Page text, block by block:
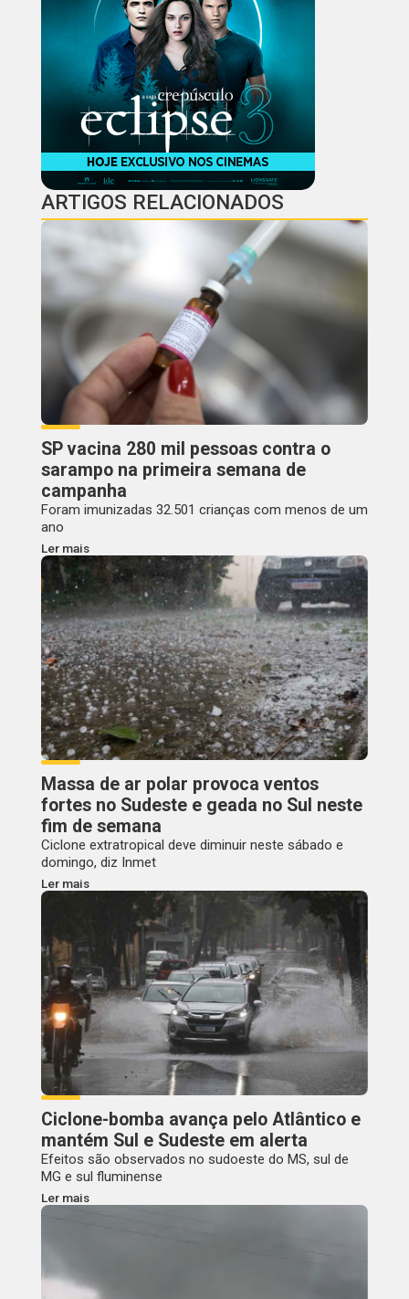
ARTIGOS RELACIONADOS
SP vacina 280 mil pessoas contra o
sarampo na primeira semana de
campanha
Foram imunizadas 32.501 crianças com menos de um
ano
Ler mais
Massa de ar polar provoca ventos
fortes no Sudeste e geada no Sul neste
fim de semana
Ciclone extratropical deve diminuir neste sábado e
domingo, diz Inmet
Ler mais
Ciclone-bomba avança pelo Atlântico e
mantém Sul e Sudeste em alerta
Efeitos são observados no sudoeste do MS, sul de
MG e sul fluminense
Ler mais